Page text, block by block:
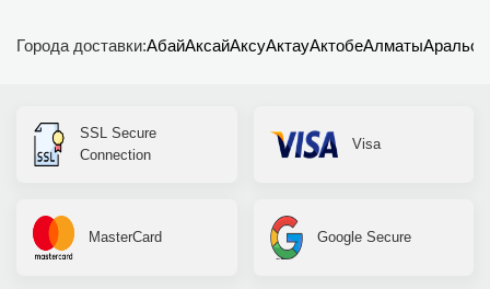
Города доставки:АбайАксайАксуАктауАктобеАлматыАральск
SSL Secure
Connection
Visa
MasterCard Google Secure